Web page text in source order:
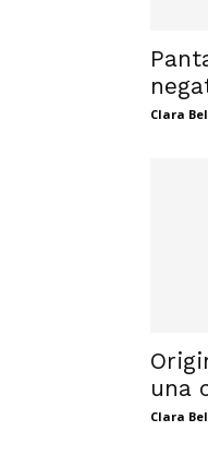
Clara
una
Clara